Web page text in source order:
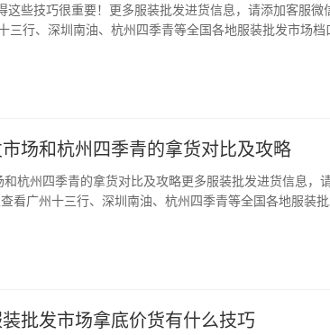
这些技巧很重要！更多服装批发进货信息，请添加客服微
行、深圳南油、杭州四季青等全国各地服装批发市场档
场和杭州四季青的拿货对比及攻略
杭州四季青的拿货对比及攻略更多服装批发进货信息，
看广州十三行、深圳南油、杭州四季青等全国各地服装批
批发市场拿底价货有什么技巧